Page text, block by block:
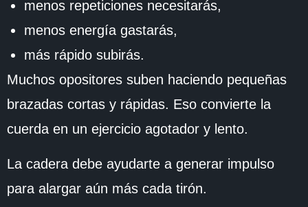
menos repeticiones necesitarás,
menos energía gastarás,
más rápido subirás.
Muchos opositores suben haciendo pequeñas
brazadas cortas y rápidas. Eso convierte la
cuerda en un ejercicio agotador y lento.
La cadera debe ayudarte a generar impulso
para alargar aún más cada tirón.